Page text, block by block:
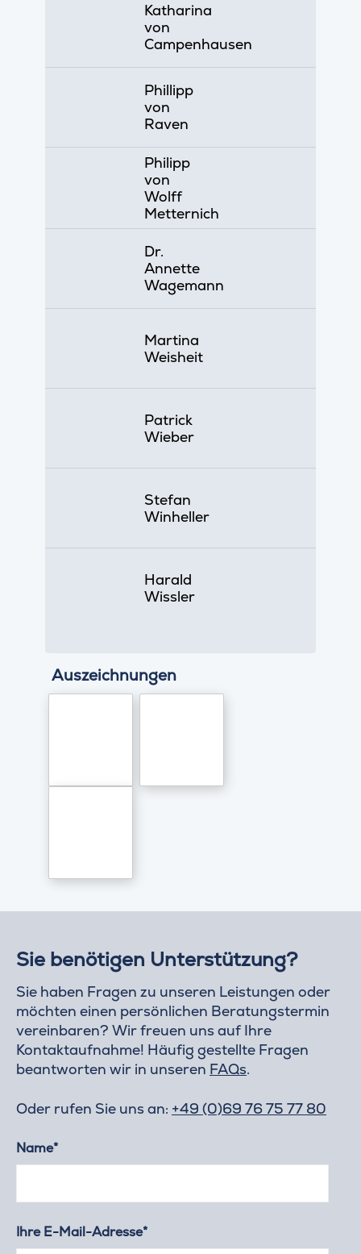
Katharina
von
Campenhausen
Phillipp
von
Raven
Philipp
von
Wolff
Metternich
Dr.
Annette
Wagemann
Martina
Weisheit
Patrick
Wieber
Stefan
Winheller
Harald
Wissler
Auszeichnungen
Sie benötigen Unterstützung?
Sie haben Fragen zu unseren Leistungen oder
möchten einen persönlichen Beratungstermin
vereinbaren? Wir freuen uns auf Ihre
Kontaktaufnahme! Häufig gestellte Fragen
beantworten wir in unseren FAQs.
Oder rufen Sie uns an: +49 (0)69 76 75 77 80
Name*
Ihre E-Mail-Adresse*